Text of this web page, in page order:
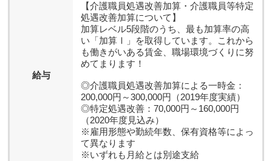
給与
【介護職員処遇改善加算・介護職員等特定
処遇改善加算について】
加算レベル5段階のうち、最も加算率の高
い「加算Ⅰ」を取得しています。これから
も働きがいある賃金、職場環境づくりに努
めてまります！
◎介護職員処遇改善加算による一時金：
200,000円～300,000円（2019年度実績）
◎特定処遇改善：70,000円～160,000円
（2020年度見込み）
※雇用形態や勤続年数、保有資格等によっ
て異なります
※いずれも月給とは別途支給